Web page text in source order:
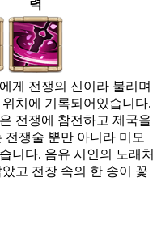
력
게 전쟁의 신이라 불리며
치에 기록되어있습니다.
전쟁에 참전하고 제국을
쟁술 뿐만 아니라 미모
니다. 음유 시인의 노래처
고 전장 속의 한 송이 꽃